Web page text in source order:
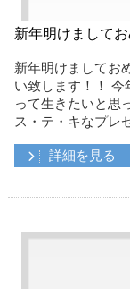
新年明けまして
新年明けましてお
い致します！！
って生きたいと思
ス・テ・キなプレ
詳細を見る